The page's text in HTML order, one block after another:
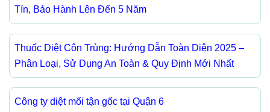
Tín, Bảo Hành Lên Đến 5 Năm
Thuốc Diệt Côn Trùng: Hướng Dẫn Toàn Diện 2025 –
Phân Loại, Sử Dụng An Toàn & Quy Định Mới Nhất
Công ty diệt mối tận gốc tại Quận 6